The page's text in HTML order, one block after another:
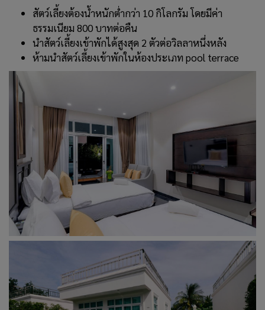
สัตว์เลี้ยงต้องน้ำหนักต่ำกว่า 10 กิโลกรัม โดยมีค่า
ธรรมเนียม 800 บาทต่อคืน
นำสัตว์เลี้ยงเข้าพักได้สูงสุด 2 ตัวต่อวิลลาหนึ่งหลัง
ห้ามนำสัตว์เลี้ยงเข้าพักในห้องประเภท pool terrace